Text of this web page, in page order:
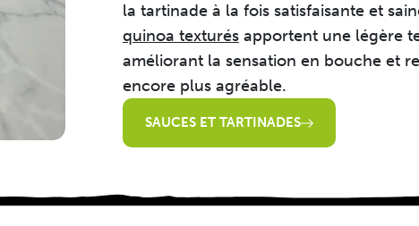
la tartinade à la fois satisfaisante et
quinoa texturésapportent une légère
améliorant la sensation en bouche et
encore plus agréable.
SAUCES ET TARTINADES